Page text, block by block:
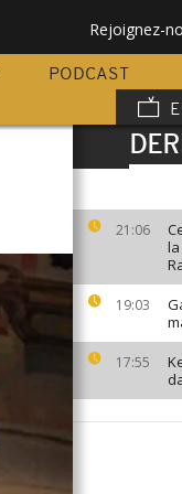
Rejoignez-
PODCAST
21:06
19:03
17:55